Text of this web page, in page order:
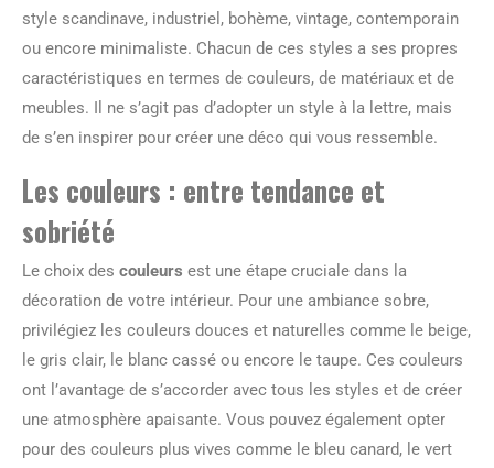
style scandinave, industriel, bohème, vintage, contemporain
ou encore minimaliste. Chacun de ces styles a ses propres
caractéristiques en termes de couleurs, de matériaux et de
meubles. Il ne s’agit pas d’adopter un style à la lettre, mais
de s’en inspirer pour créer une déco qui vous ressemble.
Les couleurs : entre tendance et
sobriété
Le choix des couleurs est une étape cruciale dans la
décoration de votre intérieur. Pour une ambiance sobre,
privilégiez les couleurs douces et naturelles comme le beige,
le gris clair, le blanc cassé ou encore le taupe. Ces couleurs
ont l’avantage de s’accorder avec tous les styles et de créer
une atmosphère apaisante. Vous pouvez également opter
pour des couleurs plus vives comme le bleu canard, le vert